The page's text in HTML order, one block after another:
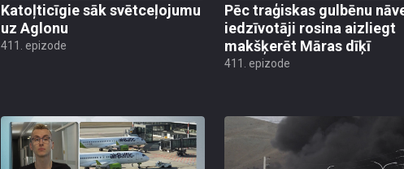
Katoļticīgie sāk svētceļojumu
uz Aglonu
411. epizode
Pēc traģiskas gulbēnu
iedzīvotāji rosina aizliegt
makšķerēt Māras dīķī
411. epizode